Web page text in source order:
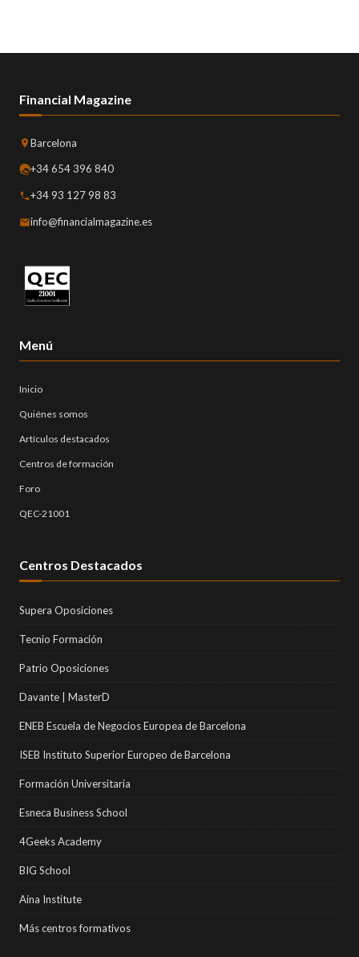
Financial Magazine
Barcelona
+34 654 396 840
+34 93 127 98 83
info@financialmagazine.es
Menú
Inicio
Quiénes somos
Artículos destacados
Centros de formación
Foro
QEC-21001
Centros Destacados
Supera Oposiciones
Tecnio Formación
Patrio Oposiciones
Davante | MasterD
ENEB Escuela de Negocios Europea de Barcelona
ISEB Instituto Superior Europeo de Barcelona
Formación Universitaria
Esneca Business School
4Geeks Academy
BIG School
Aina Institute
Más centros formativos